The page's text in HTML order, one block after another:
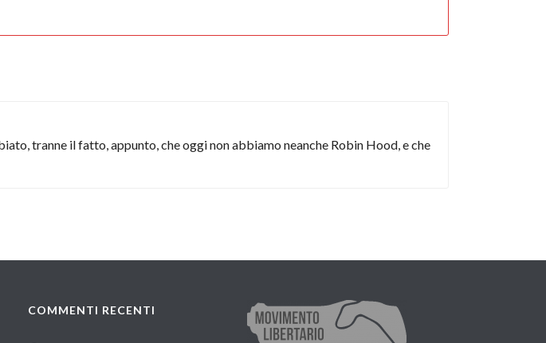
tranne il fatto, appunto, che oggi non abbiamo neanche Robin Hood, e che
COMMENTI RECENTI